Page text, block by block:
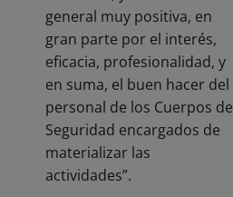
general muy positiva, en
gran parte por el interés,
eficacia, profesionalidad, y
en suma, el buen hacer del
personal de los Cuerpos de
Seguridad encargados de
materializar las
actividades”.